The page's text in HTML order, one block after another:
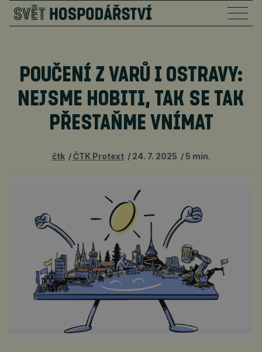
POUČENÍ Z VARŮ I OSTRAVY:
NEJSME HOBITI, TAK SE TAK
PŘESTAŇME VNÍMAT
čtk ČTK Protext 24. 7. 2025 5 min.